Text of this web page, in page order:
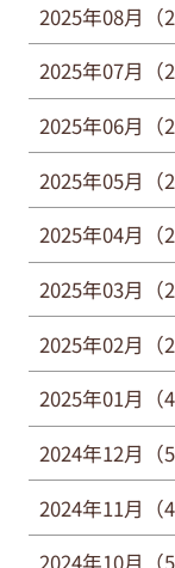
2025年08月（2
2025年07月（2
2025年06月（2
2025年05月（2
2025年04月（2
2025年03月（2
2025年02月（2
2025年01月（4
2024年12月（5
2024年11月（4